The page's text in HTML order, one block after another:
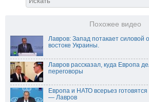
Похожее видео
Лавров: Запад потакает силовой
востоке Украины.
Лавров рассказал, куда Европа
переговоры
Европа и НАТО всерьез
— Лавров